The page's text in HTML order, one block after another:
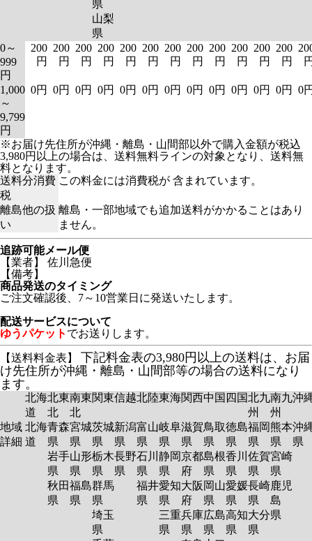
県
山梨
県
0～
999
円
200
円
200
円
200
円
200
円
200
円
200
円
200
円
200
円
200
円
200
円
200
円
200
円
1,000
～
9,799
円
0円 0円 0円 0円 0円 0円 0円 0円 0円 0円 0円 0円 0
※お届け先住所が沖縄・離島・山間部以外で購入金額が税込
3,980円以上の場合は、送料無料ラインの対象となり、送料無
料となります。
送料分消費
税
この料金には消費税が 含まれています。
離島他の扱
い
離島・一部地域でも追加送料がかかることはあり
ません。
追跡可能メール便
【業者】 佐川急便
【備考】
商品発送のタイミング
ご注文確認後、7～10営業日に発送いたします。
配送サービスについて
ゆうパケット でお送りします。
【送料料金表】
下記料金表の3,980円以上の送料は、お届
け先住所が沖縄・離島・山間部等の場合の送料になり
ます。
北海
道
北東
北
南東
北
関東信越北陸東海関西中国 四国北九
州
南九
州
沖
地域
詳細
北海
道
青森
県
岩手
県
秋田
県
宮城
県
山形
県
福島
県
茨城
県
栃木
県
群馬
県
埼玉
県
新潟
県
長野
県
富山
県
石川
県
福井
県
岐阜
県
静岡
県
愛知
県
三重
県
滋賀
県
京都
府
大阪
府
兵庫
県
鳥取
県
島根
県
岡山
県
広島
県
徳島
県
香川
県
愛媛
県
高知
県
福岡
県
佐賀
県
長崎
県
大分
県
熊本
県
宮崎
県
鹿児
島
県
沖